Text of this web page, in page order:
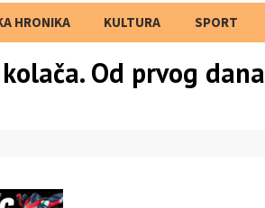
HRONIKA KULTURA SPORT
Od prvog dana